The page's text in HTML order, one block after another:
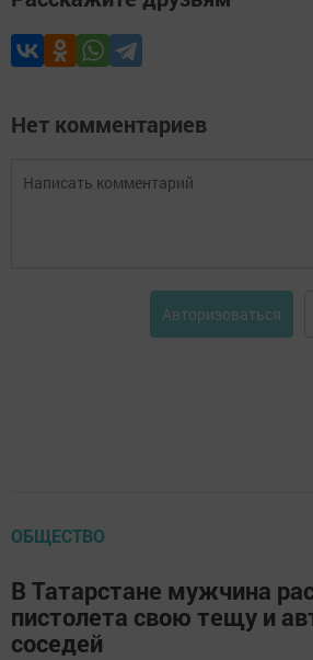
Нет комментариев
Авторизоваться
ОБЩЕСТВО
В Татарстане мужчина
пистолета свою тещу и
соседей